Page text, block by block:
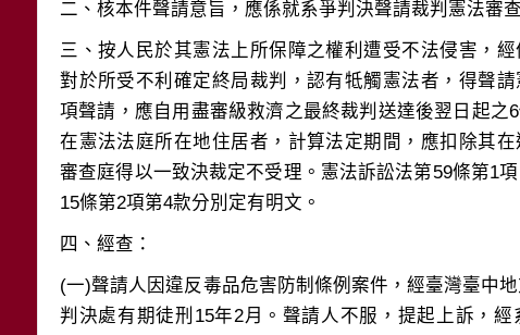
三、按人民於其憲法上所保障之權利遭受不法侵害，
對於所受不利確定終局裁判，認有牴觸憲法者，得聲
項聲請，應自用盡審級救濟之最終裁判送達後翌日起之
在憲法法庭所在地住居者，計算法定期間，應扣除其
審查庭得以一致決裁定不受理。憲法訴訟法第59條第1
(一)聲請人因違反毒品危害防制條例案件，經臺灣臺中
判決處有期徒刑15年2月。聲請人不服，提起上訴，